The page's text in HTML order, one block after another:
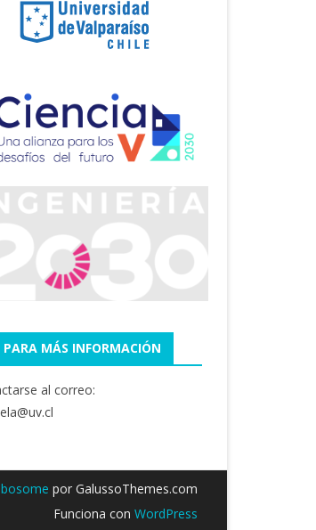
PARA MÁS INFORMACIÓN
al correo:
por GalussoThemes.com
Funciona con WordPress